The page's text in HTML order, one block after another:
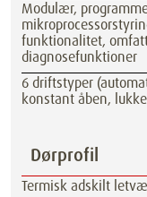
Modulær,
funktionalitet,
diagnosefunktioner
6 driftstyper
konstant åben,
Dørprofil
Termisk adskilt